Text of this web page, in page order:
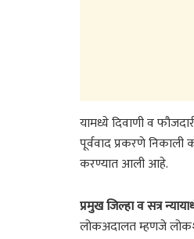
यामध्ये दिवाणी व
पूर्ववाद प्रकरणे
करण्यात आली आहे.
प्रमुख जिल्हा व सत्र
लोकअदालत म्हणजे